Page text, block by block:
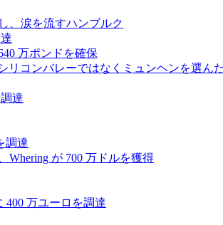
、涙を流すハンブルク
万ポンドを確保
リコンバレーではなくミュンヘンを選ん
達
調達
Whering が 700 万ドルを獲得
400 万ユーロを調達